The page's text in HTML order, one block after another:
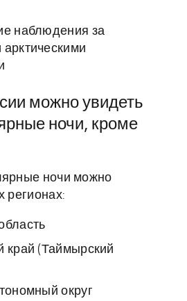
наблюдения за
можно увидеть
ночи, кроме
ночи можно
регионах:
край (Таймырский
округ